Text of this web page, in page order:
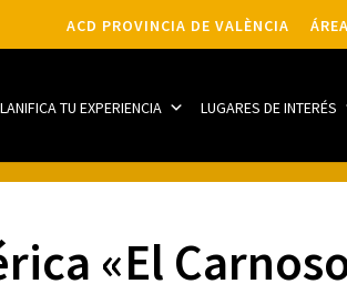
ACD PROVINCIA DE VALÈNCIA
TU EXPERIENCIA LUGARES DE INTERÉS
«El